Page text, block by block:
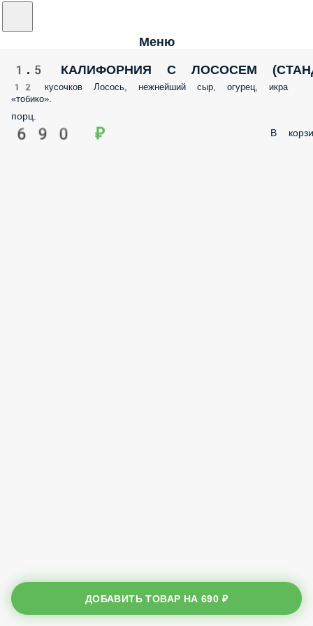
Меню
1.5 КАЛИФОРНИЯ С ЛОСОСЕМ
12 кусочков Лосось, нежнейший сыр, огурец, икра
«тобико».
порц.
690 ₽ В
ДОБАВИТЬ ТОВАР НА690 ₽